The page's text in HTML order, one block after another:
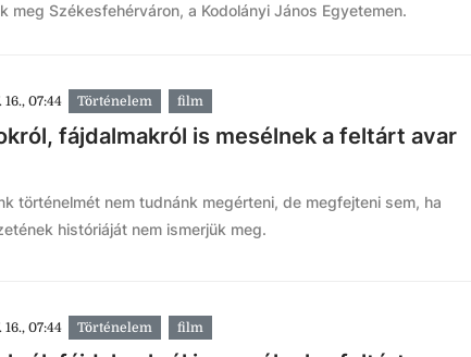
meg Székesfehérváron, a Kodolányi János Egyetemen.
16., 07:44 Történelem film
fájdalmakról is mesélnek a feltárt avar
történelmét nem tudnánk megérteni, de megfejteni sem, ha
históriáját nem ismerjük meg.
16., 07:44 Történelem film